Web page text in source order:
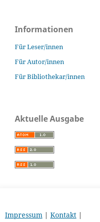
Informationen
Für Leser/innen
Für Autor/innen
Für Bibliothekar/innen
Aktuelle Ausgabe
Impressum | Kontakt|